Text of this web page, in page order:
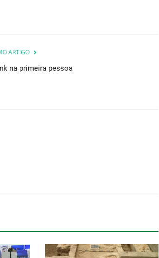
ARTIGO
na primeira pessoa
Descla